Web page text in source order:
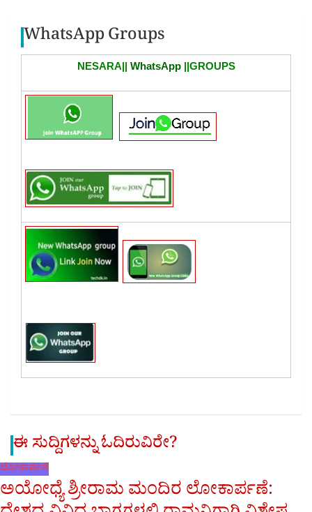
WhatsApp Groups
NESARA|| WhatsApp||GROUPS
ಈ ಸುದ್ದಿಗಳನ್ನು ಓದಿರುವಿರೇ?
ಲೋಕಾರ್ಪಣೆ
ಅಯೋಧ್ಯೆ ಶ್ರೀರಾಮ ಮಂದಿರ ಲೋಕಾರ್ಪಣೆ: